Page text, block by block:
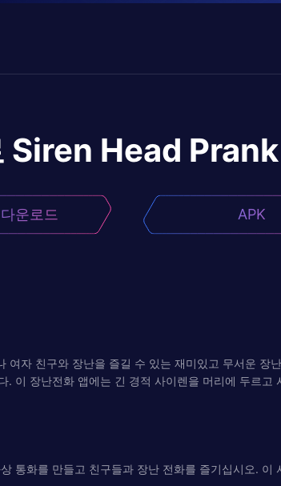
Siren Head
운로드 APK
자 친구와 장난을 즐길 수 있는 재미있고 무서운
이 장난전화 앱에는 긴 경적 사이렌을 머리에 두르
통화를 만들고 친구들과 장난 전화를 즐기십시오.